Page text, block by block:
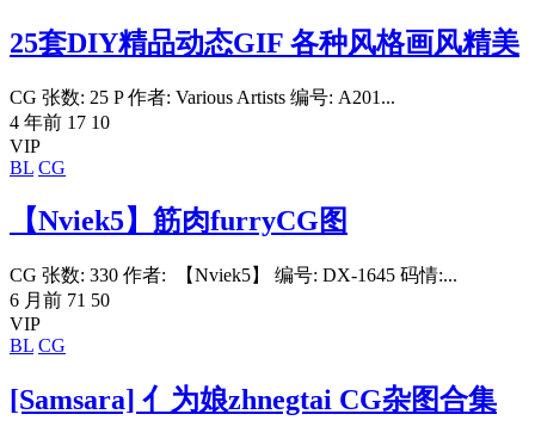
25套DIY精品动态GIF 各种风格画风精美
CG 张数: 25 P 作者: Various Artists 编号: A201...
4 年前 17 10
VIP
BL CG
【Nviek5】筋肉furryCG图
CG 张数: 330 作者: 【Nviek5】 编号: DX-1645 码情:...
6 月前 71 50
VIP
BL CG
[Samsara] 亻为娘zhnegtai CG杂图合集